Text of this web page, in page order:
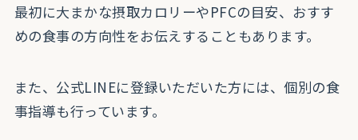
最初に大まかな摂取カロリーやPFCの目安、おすす
めの食事の方向性をお伝えすることもあります。
また、公式LINEに登録いただいた方には、個別の食
事指導も行っています。